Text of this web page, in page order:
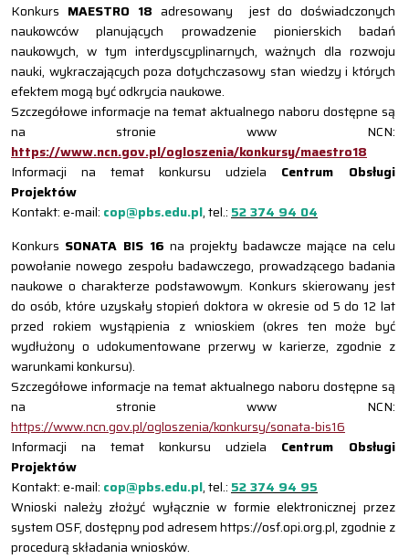
Konkurs MAESTRO 18 adresowany jest do doświadczonych
naukowców planujących prowadzenie pionierskich badań
naukowych, w tym interdyscyplinarnych, ważnych dla rozwoju
nauki, wykraczających poza dotychczasowy stan wiedzy i których
efektem mogą być odkrycia naukowe.
Szczegółowe informacje na temat aktualnego naboru dostępne są
na stronie www NCN:
https://www.ncn.gov.pl/ogloszenia/konkursy/maestro18
Informacji na temat konkursu udziela Centrum Obsługi
Projektów
Kontakt: e-mail: cop@pbs.edu.pl, tel.: 52 374 94 04
Konkurs SONATA BIS 16 na projekty badawcze mające na celu
powołanie nowego zespołu badawczego, prowadzącego badania
naukowe o charakterze podstawowym. Konkurs skierowany jest
do osób, które uzyskały stopień doktora w okresie od 5 do 12 lat
przed rokiem wystąpienia z wnioskiem (okres ten może być
wydłużony o udokumentowane przerwy w karierze, zgodnie z
warunkami konkursu).
Szczegółowe informacje na temat aktualnego naboru dostępne są
na stronie www NCN:
https://www.ncn.gov.pl/ogloszenia/konkursy/sonata-bis16
Informacji na temat konkursu udziela Centrum Obsługi
Projektów
Kontakt: e-mail: cop@pbs.edu.pl, tel.: 52 374 94 95
Wnioski należy złożyć wyłącznie w formie elektronicznej przez
system OSF, dostępny pod adresem https://osf.opi.org.pl, zgodnie z
procedurą składania wniosków.